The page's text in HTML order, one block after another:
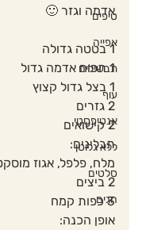
טיפים
אפייה
תבשילים
עוף
אנטיפסטי
ללא גלוטן
סלטים
חגים
אדמה וגזר 🙂
1 בטטה גדולה
1 תפוח אדמה גדול
1 בצל גדול קצוץ
2 גזרים
2 קישואים
תבלינים:
מלח, פלפל, אגוז
2 ביצים
3 כפות קמח
אופן הכנה: